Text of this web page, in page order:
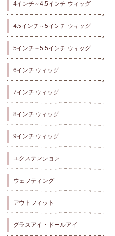
4インチ～4.5インチ ウィッグ
4.5インチ～5インチ ウィッグ
5インチ～5.5インチ ウィッグ
6インチ ウィッグ
7インチ ウィッグ
8インチ ウィッグ
9インチ ウィッグ
エクステンション
ウェフティング
アウトフィット
グラスアイ・ドールアイ